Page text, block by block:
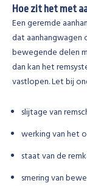
Hoe zit het met
Een geremde
dat aanhangwagen
bewegende delen
dan kan het
vastlopen. Let bij
slijtage van
werking van het
staat van de
smering van